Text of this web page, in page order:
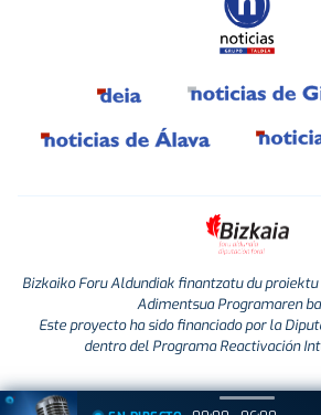
Bizkaiko Foru Aldundiak finantzatu du
Adimentsua Programaren
Este proyecto ha sido financiado por la
dentro del Programa Reactivación